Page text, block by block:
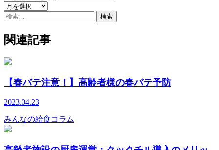
検
関連記事
【春バテ注意！】高齢者様の春バテ予防
2023.04.23
みんなの給食コラム